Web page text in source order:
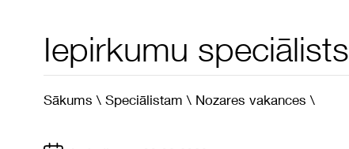
Iepirkumu speciālists
Sākums \ Speciālistam \ Nozares vakances \